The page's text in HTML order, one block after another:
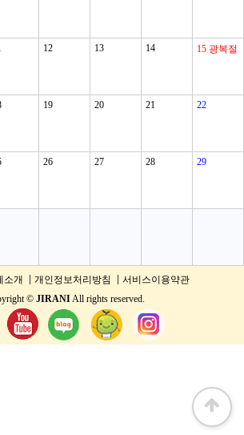
12 13 14 15 광복절
19 20 21 22
26 27 28 29
소개 개인정보처리방침
서비스이용약관
© JIRANIAll rights reserved.